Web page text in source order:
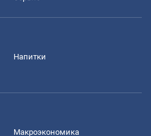
Напитки
Mакроэкономика